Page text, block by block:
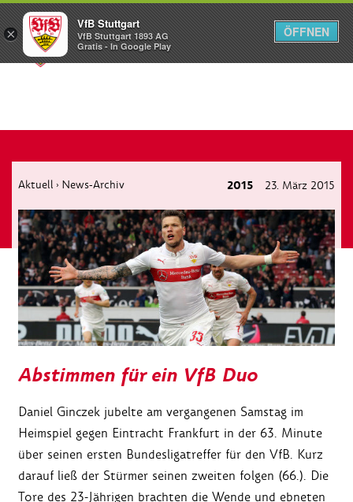
Menü
Aktuell › News-Archiv 2015 23. März 2015
Abstimmen für ein VfB Duo
Daniel Ginczek jubelte am vergangenen Samstag im
Heimspiel gegen Eintracht Frankfurt in der 63. Minute
über seinen ersten Bundesligatreffer für den VfB. Kurz
darauf ließ der Stürmer seinen zweiten folgen (66.). Die
Tore des 23-Jährigen brachten die Wende und ebneten
×
VfB Stuttgart
VfB Stuttgart 1893 AG
Gratis - In Google Play
ÖFFNEN